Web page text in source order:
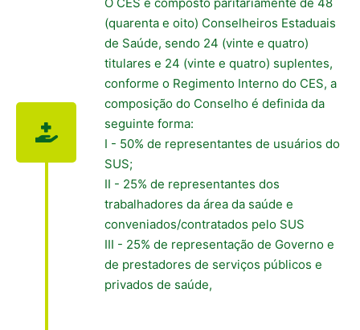
O CES é composto paritariamente de 48
(quarenta e oito) Conselheiros Estaduais
de Saúde, sendo 24 (vinte e quatro)
titulares e 24 (vinte e quatro) suplentes,
conforme o Regimento Interno do CES, a
composição do Conselho é definida da
seguinte forma:
I - 50% de representantes de usuários do
SUS;
II - 25% de representantes dos
trabalhadores da área da saúde e
conveniados/contratados pelo SUS
III - 25% de representação de Governo e
de prestadores de serviços públicos e
privados de saúde,